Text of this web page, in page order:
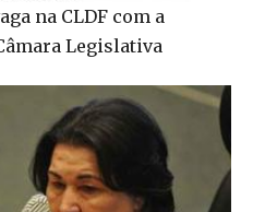
na CLDF com a
Legislativa